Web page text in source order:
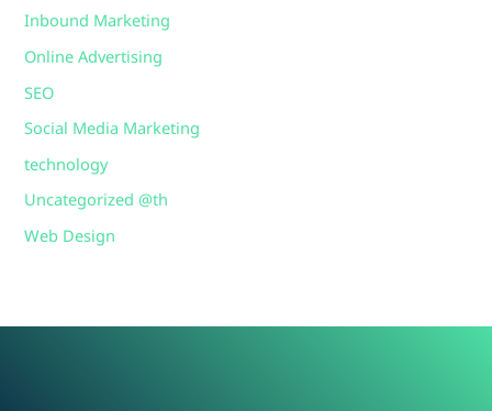
Inbound Marketing
Online Advertising
SEO
Social Media Marketing
technology
Uncategorized @th
Web Design